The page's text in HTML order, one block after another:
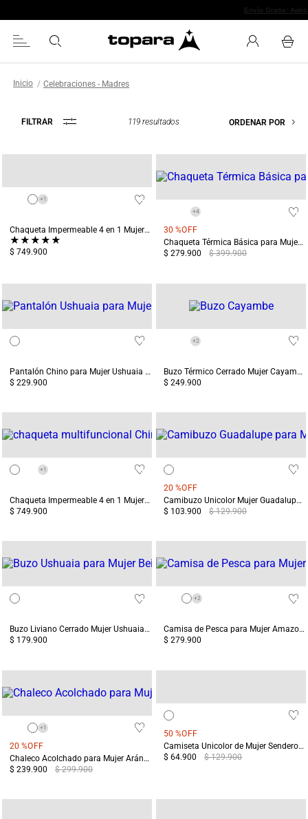
Celebraciones - Madres
FILTRAR 119resultados ORDENAR POR
+1
Chaqueta Impermeable 4 en 1 Mujer Chingaza Azul
★★★★★
$ 749.900
+4
30 %OFF
Chaqueta Térmica Básica para Mujer Chiloé Blanca
$ 279.900
$ 399.900
Pantalón Chino para Mujer Ushuaia Blanco
$ 229.900
+2
Buzo Térmico Cerrado Mujer Cayambe Blanco
$ 249.900
+1
Chaqueta Impermeable 4 en 1 Mujer Chingaza Beige
$ 749.900
20 %OFF
Camibuzo Unicolor Mujer Guadalupe Blanca
$ 103.900
$ 129.900
Buzo Liviano Cerrado Mujer Ushuaia Blanco
$ 179.900
+2
Camisa de Pesca para Mujer Amazonas Blanca Protección UV
$ 279.900
+1
20 %OFF
Chaleco Acolchado para Mujer Aránzazu Blanco
$ 239.900
$ 299.900
50 %OFF
Camiseta Unicolor de Mujer Sendero de la Totora Blanca
$ 64.900
$ 129.900